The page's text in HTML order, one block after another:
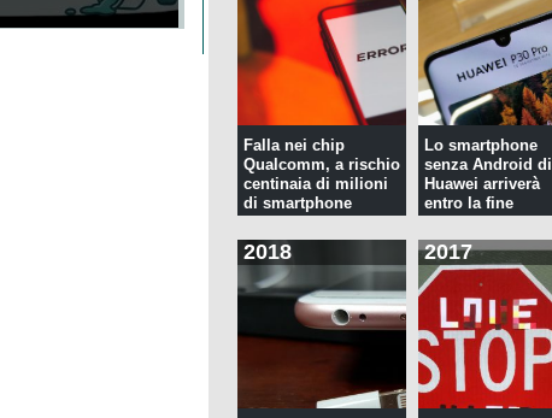
Falla nei chip
Qualcomm, a rischio
centinaia di milioni
di smartphone
Lo smartphone
senza Android di
Huawei arriverà
entro la fine
2018 2017